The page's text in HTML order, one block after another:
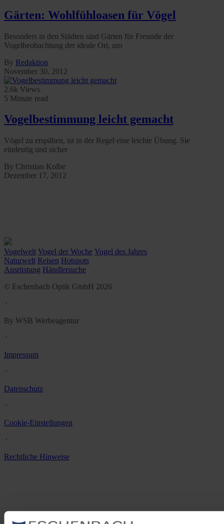
Gärten: Wohlfühloasen für Vögel
Besonders in den Städten sind Gärten für Freunde der
Vogelbeobachtung der ideale Ort, um
By Redaktion
November 30, 2012
2.6k Views
5 Minute read
Vogelbestimmung leicht gemacht
Vögel zu erspähen, ist in der Regel eine leichte Übung. Sie
eindeutig und sicher
By Christian Kolbe
Dezember 17, 2012
Vogelwelt Vogel der Woche Vogel des Jahres
Naturwelt Reisen Hotspots
Ausrüstung Händlersuche
© Eschenbach Optik GmbH 2026
᛫
By WSB Werbeagentur
᛫
Impressum
᛫
Datenschutz
᛫
Cookie-Einstellungen
᛫
Rechtliche Hinweise